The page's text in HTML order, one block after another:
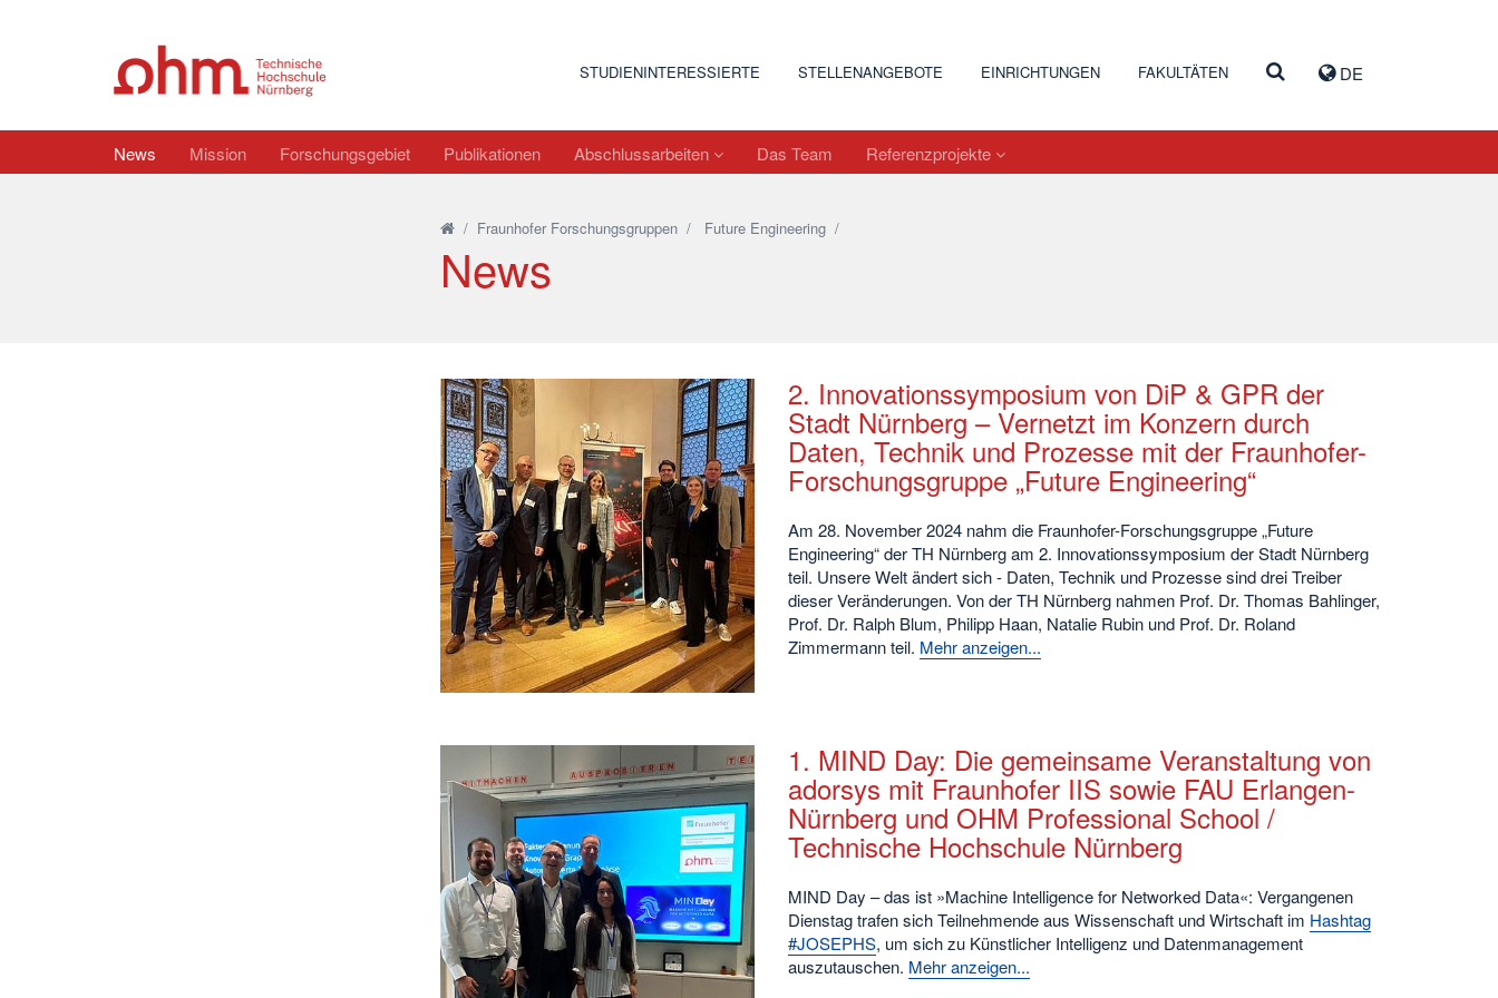
DE
STUDIENINTERESSIERTE STELLENANGEBOTE EINRICHTUNGEN FAKULTÄTEN
News Mission Forschungsgebiet Publikationen Abschlussarbeiten Das Team Referenzprojekte
/ Fraunhofer Forschungsgruppen/ Future Engineering/
News
2. Innovationssymposium von DiP & GPR der
Stadt Nürnberg – Vernetzt im Konzern durch
Daten, Technik und Prozesse mit der Fraunhofer-
Forschungsgruppe „Future Engineering“
Am 28. November 2024 nahm die Fraunhofer-Forschungsgruppe „Future
Engineering“ der TH Nürnberg am 2. Innovationssymposium der Stadt Nürnberg
teil. Unsere Welt ändert sich - Daten, Technik und Prozesse sind drei Treiber
dieser Veränderungen. Von der TH Nürnberg nahmen Prof. Dr. Thomas Bahlinger,
Prof. Dr. Ralph Blum, Philipp Haan, Natalie Rubin und Prof. Dr. Roland
Zimmermann teil. Mehr anzeigen...
1. MIND Day: Die gemeinsame Veranstaltung von
adorsys mit Fraunhofer IIS sowie FAU Erlangen-
Nürnberg und OHM Professional School /
Technische Hochschule Nürnberg
MIND Day – das ist »Machine Intelligence for Networked Data«: Vergangenen
Dienstag trafen sich Teilnehmende aus Wissenschaft und Wirtschaft im Hashtag
#JOSEPHS, um sich zu Künstlicher Intelligenz und Datenmanagement
auszutauschen. Mehr anzeigen...